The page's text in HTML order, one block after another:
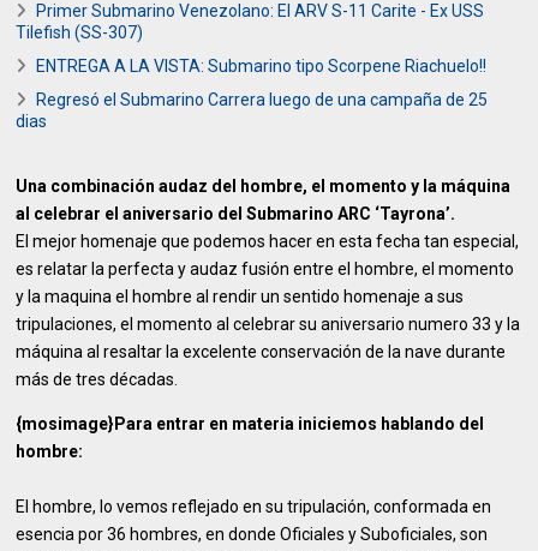
Primer Submarino Venezolano: El ARV S-11 Carite - Ex USS
Tilefish (SS-307)
ENTREGA A LA VISTA: Submarino tipo Scorpene Riachuelo!!
Regresó el Submarino Carrera luego de una campaña de 25
dias
Una combinación audaz del hombre, el momento y la máquina
al celebrar el aniversario del Submarino ARC ‘Tayrona’.
El mejor homenaje que podemos hacer en esta fecha tan especial,
es relatar la perfecta y audaz fusión entre el hombre, el momento
y la maquina el hombre al rendir un sentido homenaje a sus
tripulaciones, el momento al celebrar su aniversario numero 33 y la
máquina al resaltar la excelente conservación de la nave durante
más de tres décadas.
{mosimage}Para entrar en materia iniciemos hablando del
hombre:
El hombre, lo vemos reflejado en su tripulación, conformada en
esencia por 36 hombres, en donde Oficiales y Suboficiales, son